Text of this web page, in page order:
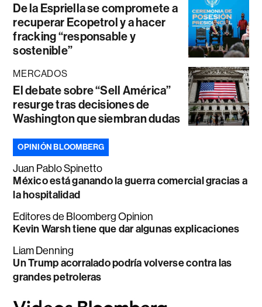
De la Espriella se compromete a
recuperar Ecopetrol y a hacer
fracking “responsable y
sostenible”
MERCADOS
El debate sobre “Sell América”
resurge tras decisiones de
Washington que siembran dudas
OPINIÓN BLOOMBERG
Juan Pablo Spinetto
México está ganando la guerra comercial gracias a
la hospitalidad
Editores de Bloomberg Opinion
Kevin Warsh tiene que dar algunas explicaciones
Liam Denning
Un Trump acorralado podría volverse contra las
grandes petroleras